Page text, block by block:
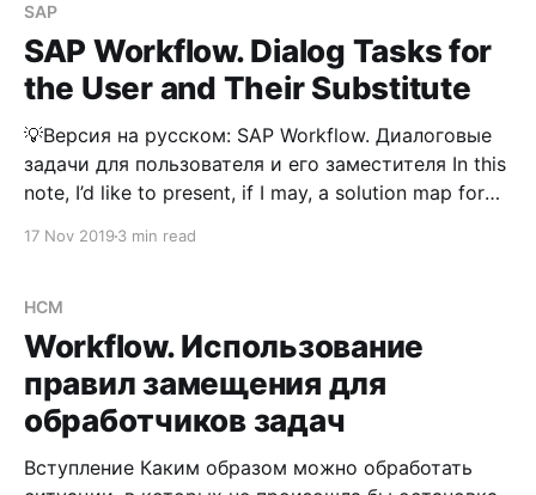
SAP
SAP Workflow. Dialog Tasks for
the User and Their Substitute
💡Версия на русском: SAP Workflow. Диалоговые
задачи для пользователя и его заместителя In this
note, I’d like to present, if I may, a solution map for
17 Nov 2019 3 min read
HCM
Workflow. Использование
правил замещения для
обработчиков задач
Вступление Каким образом можно обработать